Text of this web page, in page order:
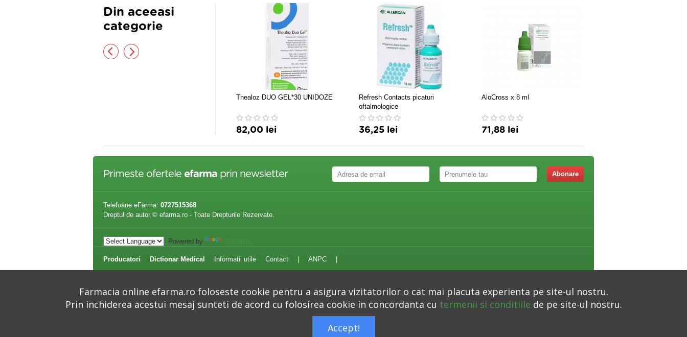
Din aceeasi
categorie
Thealoz DUO GEL*30 UNIDOZE
82,00 lei
Refresh Contacts picaturi
oftalmologice
36,25 lei
AloCross x 8 ml
71,88 lei
Primeste ofertele efarma prin newsletter Abonare
Telefoane eFarma: 0727515368
Dreptul de autor © efarma.ro - Toate Drepturile Rezervate.
Powered by
Producatori Dictionar Medical Informatii utile Contact ANPC
Autoritatea Nationala pentru Protectia Consumatorilor –
Farmacia online efarma.ro foloseste cookie pentru a asigura vizitatorilor o cat mai placuta experienta pe site-ul nostru.
Prin inchiderea acestui mesaj sunteti de acord cu folosirea cookie in concordanta cu termenii si conditiile de pe site-ul nostru.
Accept!